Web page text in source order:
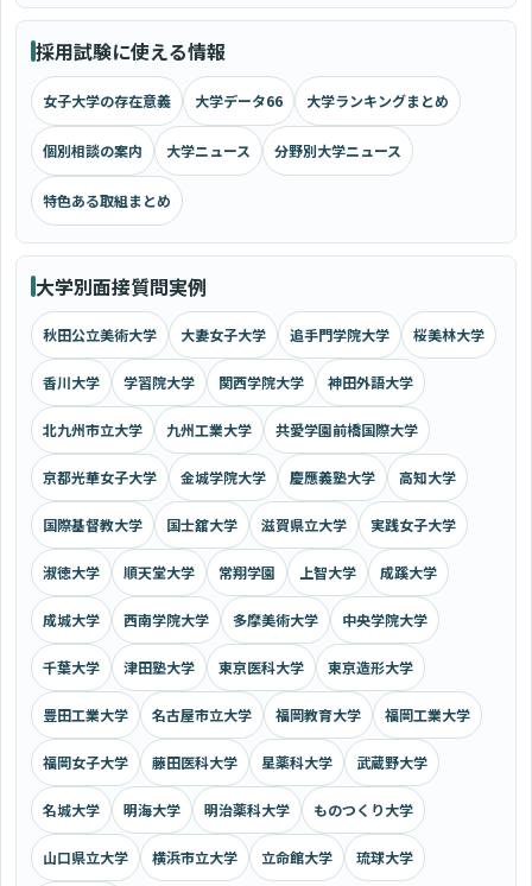
採用試験に使える情報
女子大学の存在意義 大学データ66 大学ランキングまとめ
個別相談の案内 大学ニュース 分野別大学ニュース
特色ある取組まとめ
大学別面接質問実例
秋田公立美術大学 大妻女子大学 追手門学院大学 桜美林大学
香川大学 学習院大学 関西学院大学 神田外語大学
北九州市立大学 九州工業大学 共愛学園前橋国際大学
京都光華女子大学 金城学院大学 慶應義塾大学 高知大学
国際基督教大学 国士舘大学 滋賀県立大学 実践女子大学
淑徳大学 順天堂大学 常翔学園 上智大学 成蹊大学
成城大学 西南学院大学 多摩美術大学 中央学院大学
千葉大学 津田塾大学 東京医科大学 東京造形大学
豊田工業大学 名古屋市立大学 福岡教育大学 福岡工業大学
福岡女子大学 藤田医科大学 星薬科大学 武蔵野大学
名城大学 明海大学 明治薬科大学 ものつくり大学
山口県立大学 横浜市立大学 立命館大学 琉球大学